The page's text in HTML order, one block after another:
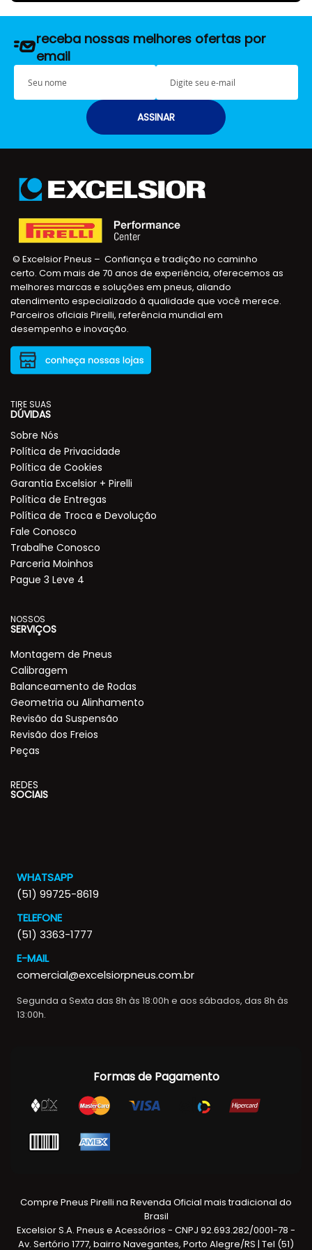
receba nossas melhores ofertas por
email
S
u
E
m
a
ASSINAR
© Excelsior Pneus – Confiança e tradição no caminho
certo. Com mais de 70 anos de experiência, oferecemos as
melhores marcas e soluções em pneus, aliando
atendimento especializado à qualidade que você merece.
Parceiros oficiais Pirelli, referência mundial em
desempenho e inovação.
TIRE SUAS
DÚVIDAS
Sobre Nós
Política de Privacidade
Política de Cookies
Garantia Excelsior + Pirelli
Política de Entregas
Política de Troca e Devolução
Fale Conosco
Trabalhe Conosco
Parceria Moinhos
Pague 3 Leve 4
NOSSOS
SERVIÇOS
Montagem de Pneus
Calibragem
Balanceamento de Rodas
Geometria ou Alinhamento
Revisão da Suspensão
Revisão dos Freios
Peças
REDES
SOCIAIS
WHATSAPP
(51) 99725-8619
TELEFONE
(51) 3363-1777
E-MAIL
comercial@excelsiorpneus.com.br
Segunda a Sexta das 8h às 18:00h e aos sábados, das 8h às
13:00h.
Formas de Pagamento
Compre Pneus Pirelli na Revenda Oficial mais tradicional do
Brasil
Excelsior S.A. Pneus e Acessórios - CNPJ 92.693.282/0001-78 -
Av. Sertório 1777, bairro Navegantes, Porto Alegre/RS | Tel (51)